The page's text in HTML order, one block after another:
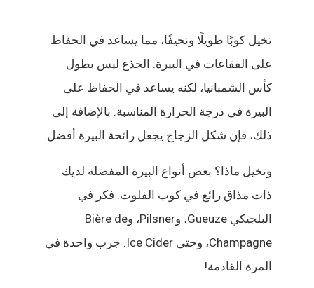
تخيل كوبًا طويلًا ونحيفًا، مما يساعد في الحفاظ
على الفقاعات في البيرة. الجذع ليس بطول
كأس الشمبانيا، لكنه يساعد في الحفاظ على
البيرة في درجة الحرارة المناسبة. بالإضافة إلى
ذلك، فإن شكل الزجاج يجعل رائحة البيرة أفضل.
وتخيل ماذا؟ بعض أنواع البيرة المفضلة لديك
ذات مذاق رائع في كوب الفلوت. فكر في
البلجيكي Gueuze، وPilsner، وBière de
Champagne، وحتى Ice Cider. جرب واحدة في
المرة القادمة!